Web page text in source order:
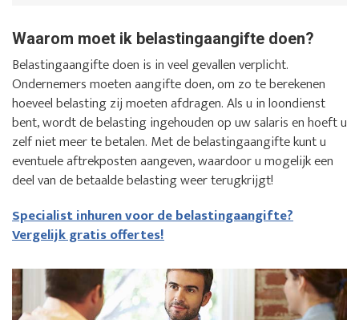
Waarom moet ik belastingaangifte doen?
Belastingaangifte doen is in veel gevallen verplicht.
Ondernemers moeten aangifte doen, om zo te berekenen
hoeveel belasting zij moeten afdragen. Als u in loondienst
bent, wordt de belasting ingehouden op uw salaris en hoeft u
zelf niet meer te betalen. Met de belastingaangifte kunt u
eventuele aftrekposten aangeven, waardoor u mogelijk een
deel van de betaalde belasting weer terugkrijgt!
Specialist inhuren voor de belastingaangifte?
Vergelijk gratis offertes!